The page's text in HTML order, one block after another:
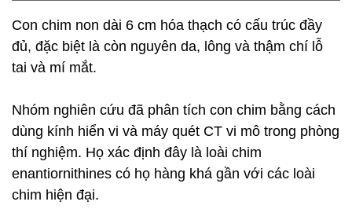
Con chim non dài 6 cm hóa thạch có cấu trúc đầy
đủ, đặc biệt là còn nguyên da, lông và thậm chí lỗ
tai và mí mắt.
Nhóm nghiên cứu đã phân tích con chim bằng cách
dùng kính hiển vi và máy quét CT vi mô trong phòng
thí nghiệm. Họ xác định đây là loài chim
enantiornithines có họ hàng khá gần với các loài
chim hiện đại.